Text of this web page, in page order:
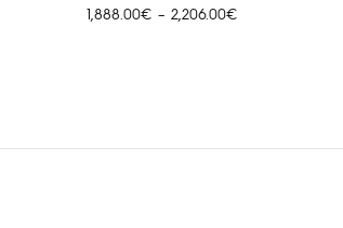
1,888.00€ – 2,206.00€Price